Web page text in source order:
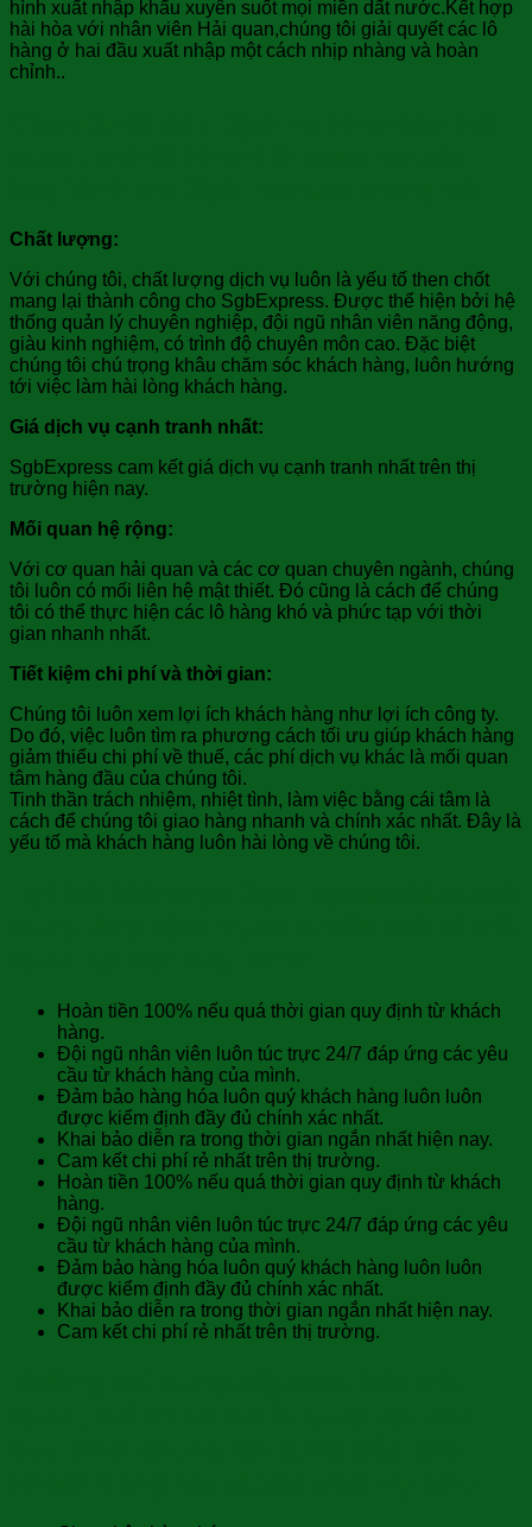
hình xuất nhập khẩu xuyên suốt mọi miền dất nước.Kết hợp
hài hòa với nhân viên Hải quan,chúng tôi giải quyết các lô
hàng ở hai đầu xuất nhập một cách nhịp nhàng và hoàn
chỉnh..
Chất lượng:
Với chúng tôi, chất lượng dịch vụ luôn là yếu tố then chốt
mang lại thành công cho SgbExpress. Được thể hiện bởi hệ
thống quản lý chuyên nghiệp, đội ngũ nhân viên năng động,
giàu kinh nghiệm, có trình độ chuyên môn cao. Đặc biệt
chúng tôi chú trọng khâu chăm sóc khách hàng, luôn hướng
tới việc làm hài lòng khách hàng.
Giá dịch vụ cạnh tranh nhất:
SgbExpress cam kết giá dịch vụ cạnh tranh nhất trên thị
trường hiện nay.
Mối quan hệ rộng:
Với cơ quan hải quan và các cơ quan chuyên ngành, chúng
tôi luôn có mối liên hệ mật thiết. Đó cũng là cách để chúng
tôi có thể thực hiện các lô hàng khó và phức tạp với thời
gian nhanh nhất.
Tiết kiệm chi phí và thời gian:
Chúng tôi luôn xem lợi ích khách hàng như lợi ích công ty.
Do đó, việc luôn tìm ra phương cách tối ưu giúp khách hàng
giảm thiểu chi phí về thuế, các phí dịch vụ khác là mối quan
tâm hàng đầu của chúng tôi.
Tinh thần trách nhiệm, nhiệt tình, làm việc bằng cái tâm là
cách để chúng tôi giao hàng nhanh và chính xác nhất. Đây là
yếu tố mà khách hàng luôn hài lòng về chúng tôi.
Hoàn tiền 100% nếu quá thời gian quy định từ khách
hàng.
Đội ngũ nhân viên luôn túc trực 24/7 đáp ứng các yêu
cầu từ khách hàng của mình.
Đảm bảo hàng hóa luôn quý khách hàng luôn luôn
được kiểm định đầy đủ chính xác nhất.
Khai bảo diễn ra trong thời gian ngắn nhất hiện nay.
Cam kết chi phí rẻ nhất trên thị trường.
Hoàn tiền 100% nếu quá thời gian quy định từ khách
hàng.
Đội ngũ nhân viên luôn túc trực 24/7 đáp ứng các yêu
cầu từ khách hàng của mình.
Đảm bảo hàng hóa luôn quý khách hàng luôn luôn
được kiểm định đầy đủ chính xác nhất.
Khai bảo diễn ra trong thời gian ngắn nhất hiện nay.
Cam kết chi phí rẻ nhất trên thị trường.